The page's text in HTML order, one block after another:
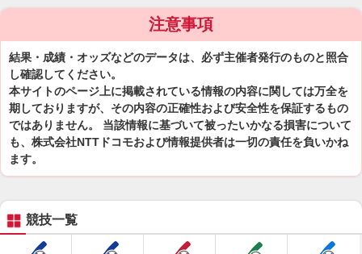
注意事項
結果・成績・オッズなどのデータは、必ず主催者発行のものと照合
し確認してください。
本サイトのページ上に掲載されている情報の内容に関しては万全を
期しておりますが、その内容の正確性および安全性を保証するもの
ではありません。 当該情報に基づいて被ったいかなる損害について
も、株式会社NTTドコモおよび情報提供者は一切の責任を負いかね
ます。
競技一覧